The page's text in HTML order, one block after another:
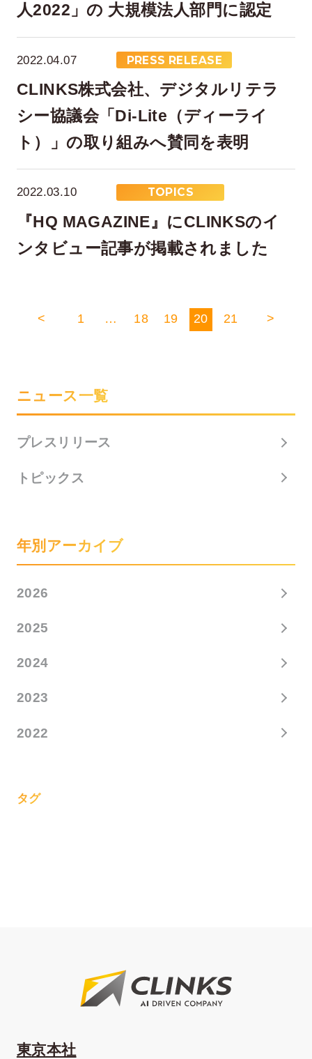
人2022」の 大規模法人部門に認定
2022.04.07 PRESS RELEASE
CLINKS株式会社、デジタルリテラ
シー協議会「Di-Lite（ディーライ
ト）」の取り組みへ賛同を表明
2022.03.10 TOPICS
『HQ MAGAZINE』にCLINKSのイ
ンタビュー記事が掲載されました
< 1 … 18 19 20 21 >
ニュース一覧
プレスリリース
トピックス
年別アーカイブ
2026
2025
2024
2023
2022
タグ
東京本社